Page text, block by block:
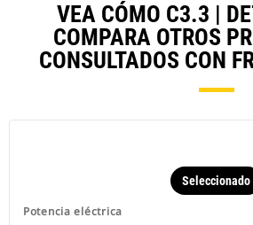
VEA CÓMO C3.3 |
COMPARA OTROS
CONSULTADOS CON
Potencia eléctrica
Seleccionado